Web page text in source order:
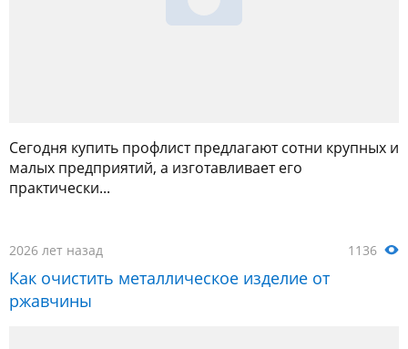
Сегодня купить профлист предлагают сотни крупных и
малых предприятий, а изготавливает его
практически...
2026 лет назад 1136
Как очистить металлическое изделие от
ржавчины